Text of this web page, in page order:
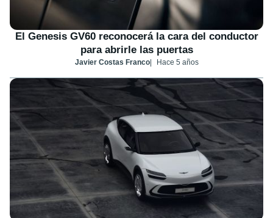
El Genesis GV60 reconocerá la cara del conductor
para abrirle las puertas
Javier Costas Franco Hace 5 años